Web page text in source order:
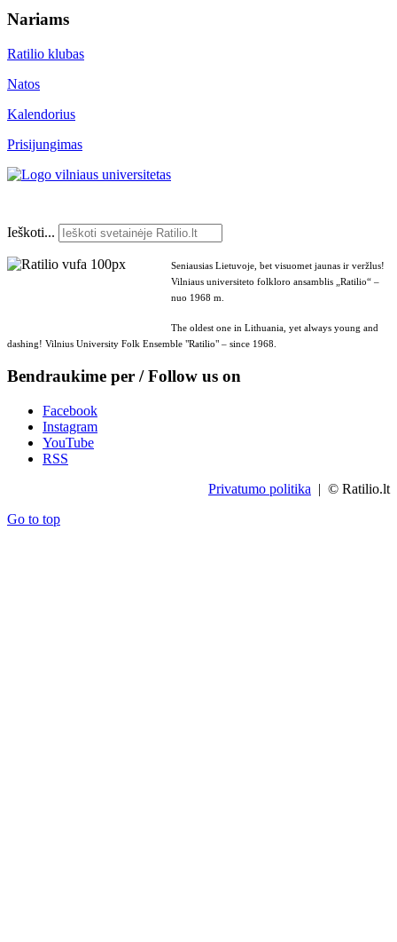
Nariams
Ratilio klubas
Natos
Kalendorius
Prisijungimas
Ieškoti...
Seniausias Lietuvoje, bet visuomet jaunas ir veržlus!
Vilniaus universiteto folkloro ansamblis „Ratilio“ –
nuo 1968 m.
The oldest one in Lithuania, yet always young and
dashing! Vilnius University Folk Ensemble "Ratilio" – since 1968.
Bendraukime per / Follow us on
Facebook
Instagram
YouTube
RSS
Privatumo politika | © Ratilio.lt
Go to top